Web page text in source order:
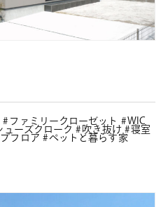
ファミリークローゼット
WIC
ューズクローク 吹き抜け
寝室
フロア ペットと暮らす家